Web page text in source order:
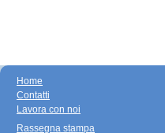
Home
Contatti
Lavora con noi
Rassegna stampa